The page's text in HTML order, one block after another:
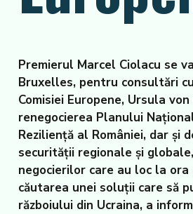
Premierul Marcel Ciolacu se
Bruxelles, pentru consultări
Comisiei Europene, Ursula
renegocierea Planului
Reziliență al României, dar și
securității regionale și
negocierilor care au loc la ora
căutarea unei soluții care să
războiului din Ucraina, a